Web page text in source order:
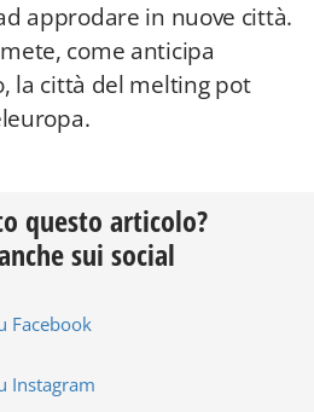
approdare in nuove città.
come anticipa
la città del melting pot
questo articolo?
sui social
Facebook
Instagram